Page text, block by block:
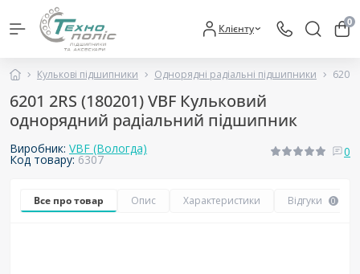
Клієнту 0
Кулькові підшипники Однорядні радіальні підшипники 6201
6201 2RS (180201) VBF Кульковий
однорядний радіальний підшипник
Виробник: VBF (Вологда)
Код товару:6307
0
Все про товар Опис Характеристики Відгуки 0